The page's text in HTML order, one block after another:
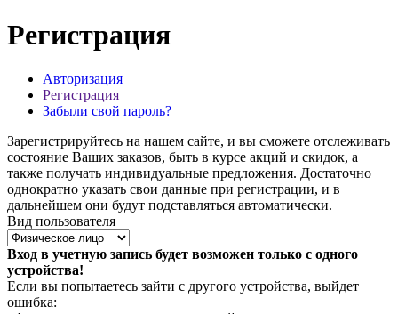
Регистрация
Авторизация
Регистрация
Забыли свой пароль?
Зарегистрируйтесь на нашем сайте, и вы сможете отслеживать
состояние Ваших заказов, быть в курсе акций и скидок, а
также получать индивидуальные предложения. Достаточно
однократно указать свои данные при регистрации, и в
дальнейшем они будут подставляться автоматически.
Вид пользователя
Вход в учетную запись будет возможен только с одного
устройства!
Если вы попытаетесь зайти с другого устройства, выйдет
ошибка: